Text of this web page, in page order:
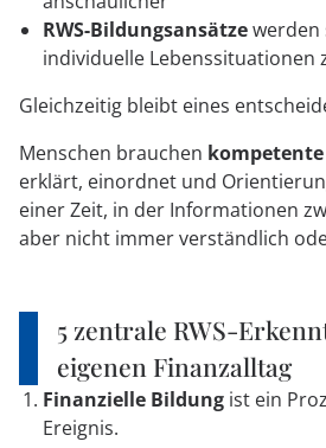
RWS-Bildungsansätzewerden
individuelle Lebenssituationen
Gleichzeitig bleibt eines
Menschen brauchen
erklärt, einordnet und
einer Zeit, in der Informationen
aber nicht immer verständlich
5 zentrale RWS-
eigenen Finanzalltag
Finanzielle Bildung ist ein
Ereignis.